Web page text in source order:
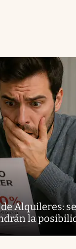
Alquileres:
la